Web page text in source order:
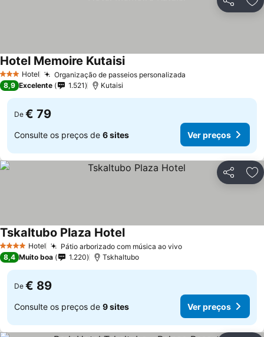
Partilhar
3 EstrelasHotel Organização de passeios personalizada
Hotel Memoire Kutaisi
8,9 Excelente 1.521 Kutaisi
De € 79
Consulte os preços de 6 sites Ver preços
Partilhar
4 EstrelasHotel Pátio arborizado com música ao vivo
Tskaltubo Plaza Hotel
8,4 Muito boa 1.220 Tskhaltubo
De € 89
Consulte os preços de 9 sites Ver preços